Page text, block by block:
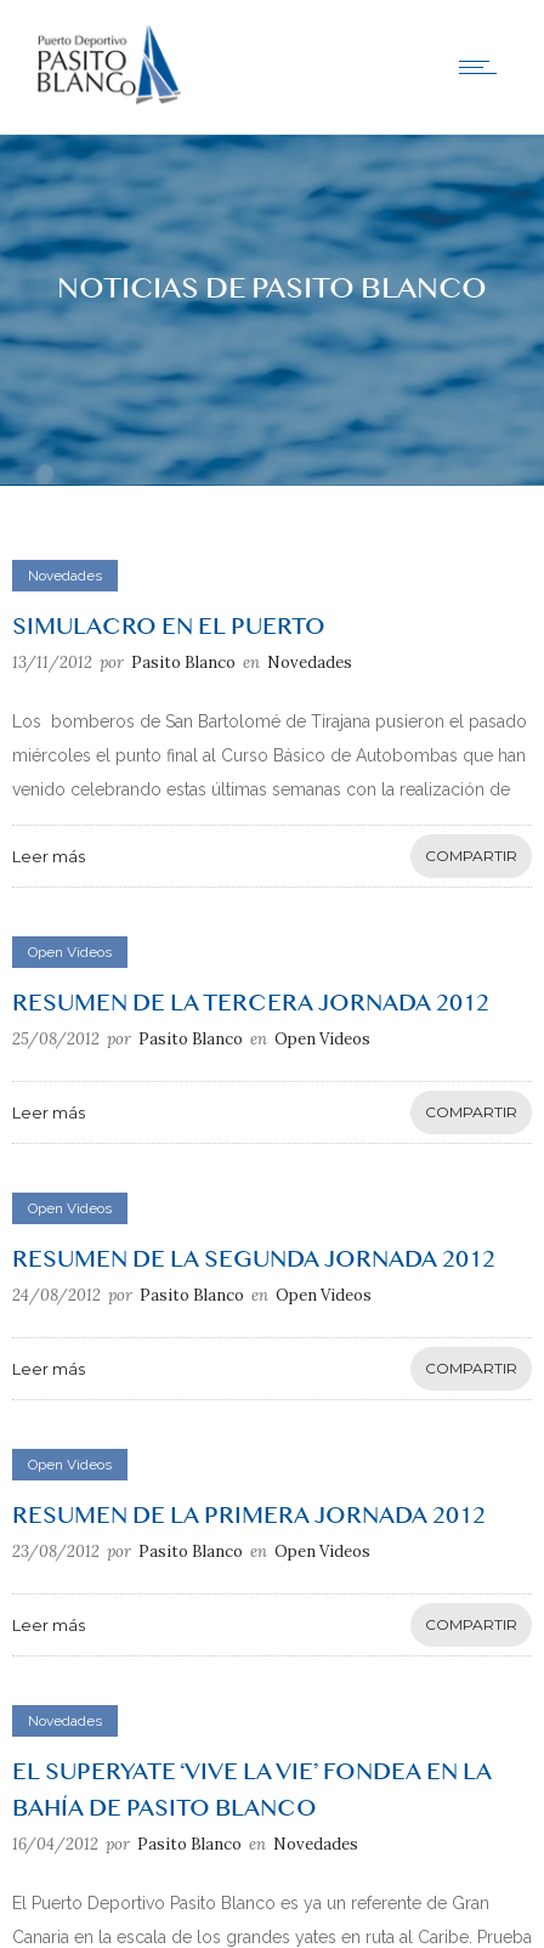
NOTICIAS DE PASITO BLANCO
Novedades
SIMULACRO EN EL PUERTO
13/11/2012 por Pasito Blanco en Novedades
Los bomberos de San Bartolomé de Tirajana pusieron el pasado
miércoles el punto final al Curso Básico de Autobombas que han
venido celebrando estas últimas semanas con la realización de
Leer más COMPARTIR
Open Videos
RESUMEN DE LA TERCERA JORNADA 2012
25/08/2012 por Pasito Blanco en Open Videos
Leer más COMPARTIR
Open Videos
RESUMEN DE LA SEGUNDA JORNADA 2012
24/08/2012 por Pasito Blanco en Open Videos
Leer más COMPARTIR
Open Videos
RESUMEN DE LA PRIMERA JORNADA 2012
23/08/2012 por Pasito Blanco en Open Videos
Leer más COMPARTIR
Novedades
EL SUPERYATE ‘VIVE LA VIE’ FONDEA EN LA
BAHÍA DE PASITO BLANCO
16/04/2012 por Pasito Blanco en Novedades
El Puerto Deportivo Pasito Blanco es ya un referente de Gran
Canaria en la escala de los grandes yates en ruta al Caribe. Prueba